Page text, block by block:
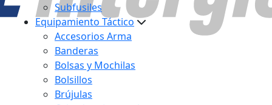
Subfusiles
Equipamiento Táctico
Accesorios Arma
Banderas
Bolsas y Mochilas
Bolsillos
Brújulas